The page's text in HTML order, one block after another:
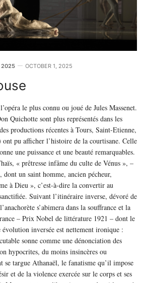
2025 OCTOBER 1, 2025
le plus connu ou joué de Jules Massenet.
Quichotte sont plus représentés dans les
productions récentes à Tours, Saint-Etienne,
pu afficher l’histoire de la courtisane. Celle
une puissance et une beauté remarquables.
« prêtresse infâme du culte de Vénus », –
un saint homme, ancien pécheur,
à Dieu », c’est-à-dire la convertir au
Suivant l’itinéraire inverse, dévoré de
s’abimera dans la souffrance et la
– Prix Nobel de littérature 1921 – dont le
inversée est nettement ironique :
sonne comme une dénonciation des
hypocrites, du moins insincères ou
se targue Athanaël, le fanatisme qu’il impose
et de la violence exercée sur le corps et ses